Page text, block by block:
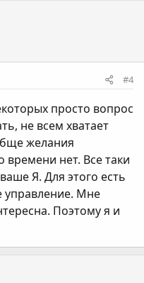
#4
просто вопрос
не всем хватает
желания
нет. Все таки
Я. Для этого есть
управление. Мне
Поэтому я и